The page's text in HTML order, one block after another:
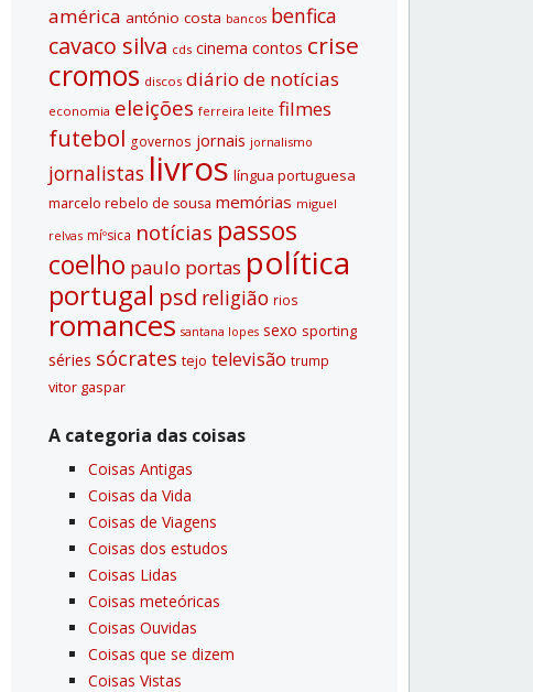
américa antónio costa bancos benfica
cavaco silva cds cinema contos crise
cromos discos diário de notí­cias
economia eleições ferreira leite filmes
futebol governos jornais jornalismo
jornalistas livros lí­ngua portuguesa
marcelo rebelo de sousa memórias miguel
relvas míºsica notí­cias passos
coelho paulo portas polí­tica
portugal psd religião rios
romances santana lopes sexo sporting
séries sócrates tejo televisão trump
vitor gaspar
A categoria das coisas
Coisas Antigas
Coisas da Vida
Coisas de Viagens
Coisas dos estudos
Coisas Lidas
Coisas meteóricas
Coisas Ouvidas
Coisas que se dizem
Coisas Vistas